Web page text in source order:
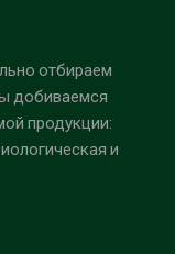
отбираем
добиваемся
продукции:
и